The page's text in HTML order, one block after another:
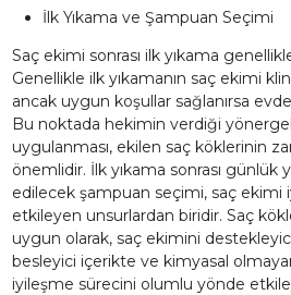
İlk Yıkama ve Şampuan Seçimi
Saç ekimi sonrası ilk yıkama
Genellikle ilk yıkamanın saç ekimi
ancak uygun koşullar sağlanırsa
Bu noktada hekimin verdiği
uygulanması, ekilen saç köklerinin
önemlidir. İlk yıkama sonrası günlük
edilecek şampuan seçimi, saç ekimi
etkileyen unsurlardan biridir. Saç
uygun olarak, saç ekimini
besleyici içerikte ve kimyasal
iyileşme sürecini olumlu yönde